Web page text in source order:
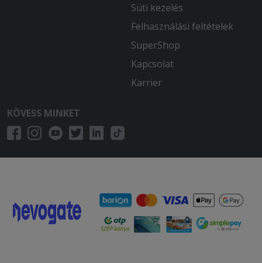
Süti kezelés
Felhasználási feltételek
SuperShop
Kapcsolat
Karrier
KÖVESS MINKET